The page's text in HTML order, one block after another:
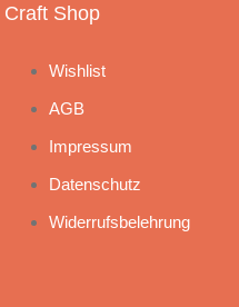
Craft Shop
Wishlist
AGB
Impressum
Datenschutz
Widerrufsbelehrung